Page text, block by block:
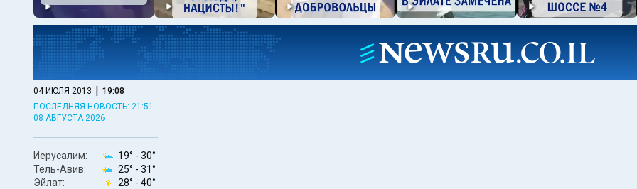
04 ИЮЛЯ 2013 | 19:08
ПОСЛЕДНЯЯ НОВОСТЬ: 21:51
08 АВГУСТА 2026
Иерусалим: 19° - 30°
Тель-Авив:
25° - 31°
Эйлат:
28° - 40°